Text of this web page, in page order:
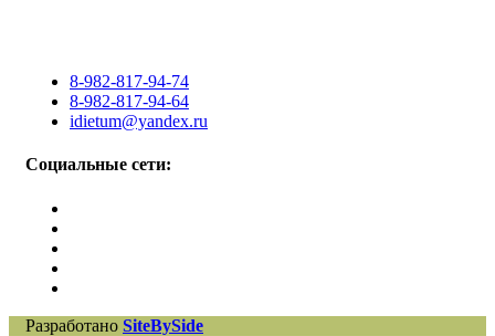
8-982-817-94-74
8-982-817-94-64
idietum@yandex.ru
Социальные сети:
Разработано SiteBySide